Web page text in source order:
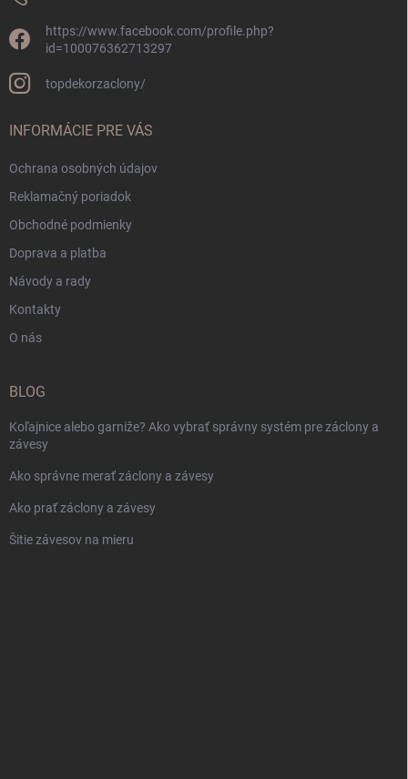
https://www.facebook.com/profile.php?
id=100076362713297
topdekorzaclony/
INFORMÁCIE PRE VÁS
Ochrana osobných údajov
Reklamačný poriadok
Obchodné podmienky
Doprava a platba
Návody a rady
Kontakty
O nás
BLOG
Koľajnice alebo garniže? Ako vybrať správny systém pre záclony a
závesy
Ako správne merať záclony a závesy
Ako prať záclony a závesy
Šitie závesov na mieru